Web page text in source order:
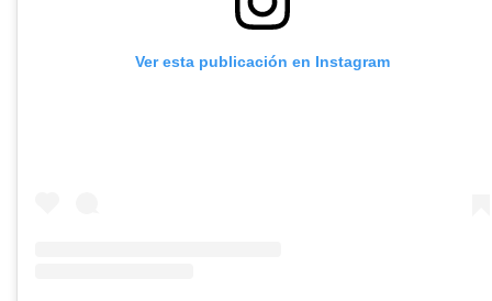
Ver esta publicación en Instagram